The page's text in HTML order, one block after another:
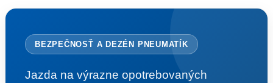
BEZPEČNOSŤ A DEZÉN PNEUMATÍK
Jazda na výrazne opotrebovaných